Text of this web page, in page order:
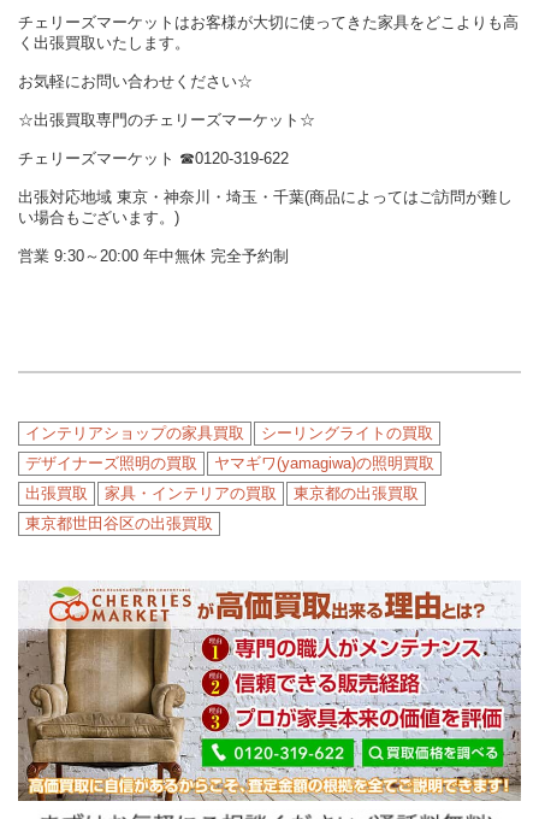
チェリーズマーケットはお客様が大切に使ってきた家具をどこよりも高
く出張買取いたします。
お気軽にお問い合わせください☆
☆出張買取専門のチェリーズマーケット☆
チェリーズマーケット ☎︎0120-319-622
出張対応地域 東京・神奈川・埼玉・千葉(商品によってはご訪問が難し
い場合もございます。)
営業 9:30～20:00 年中無休 完全予約制
インテリアショップの家具買取
シーリングライトの買取
デザイナーズ照明の買取
ヤマギワ(yamagiwa)の照明買取
出張買取
家具・インテリアの買取
東京都の出張買取
東京都世田谷区の出張買取